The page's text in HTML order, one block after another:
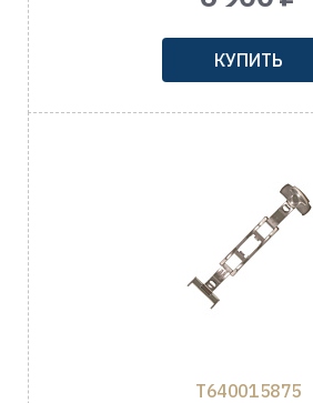
КУПИТЬ
T640015875